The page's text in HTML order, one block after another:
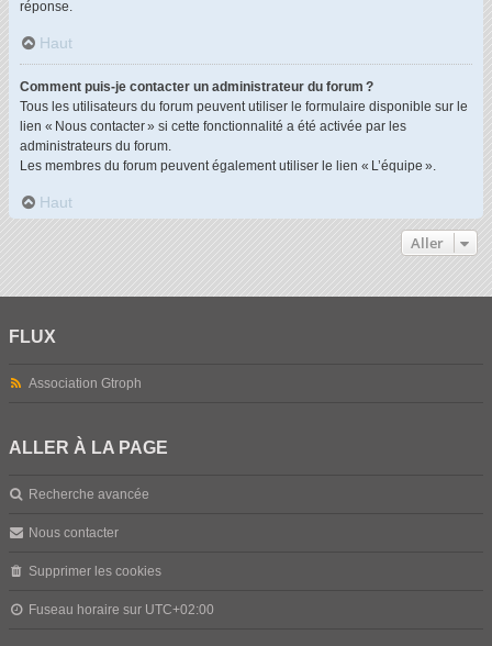
réponse.
Haut
Comment puis-je contacter un administrateur du forum ?
Tous les utilisateurs du forum peuvent utiliser le formulaire disponible sur le
lien « Nous contacter » si cette fonctionnalité a été activée par les
administrateurs du forum.
Les membres du forum peuvent également utiliser le lien « L’équipe ».
Haut
Aller
FLUX
Association Gtroph
ALLER À LA PAGE
Recherche avancée
Nous contacter
Supprimer les cookies
Fuseau horaire sur UTC+02:00